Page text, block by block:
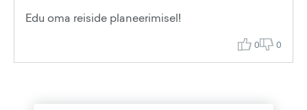
Edu oma reiside planeerimisel!
0 0